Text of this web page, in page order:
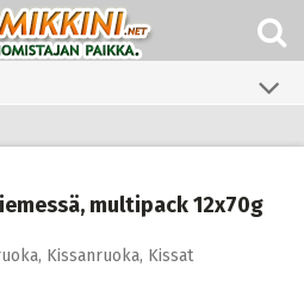
multipack 12x70g
, Kissanruoka, Kissat